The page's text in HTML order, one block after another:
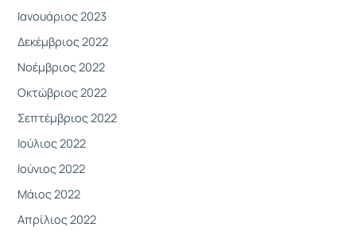
Ιανουάριος 2023
Δεκέμβριος 2022
Νοέμβριος 2022
Οκτώβριος 2022
Σεπτέμβριος 2022
Ιούλιος 2022
Ιούνιος 2022
Μάιος 2022
Απρίλιος 2022